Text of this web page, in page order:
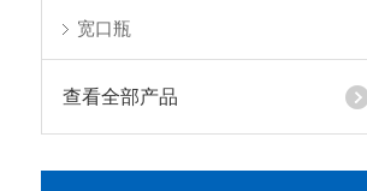
宽口瓶
查看全部产品